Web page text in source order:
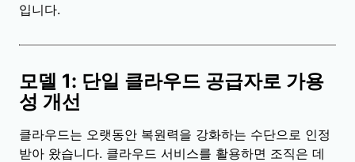
입니다.
모델 1: 단일 클라우드 공급자로 가용
성 개선
클라우드는 오랫동안 복원력을 강화하는 수단으로 인정
받아 왔습니다. 클라우드 서비스를 활용하면 조직은 데